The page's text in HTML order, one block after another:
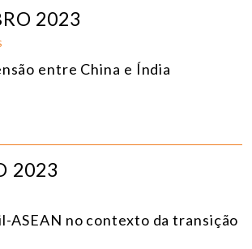
2023
entre China e Índia
2023
ASEAN no contexto da transição